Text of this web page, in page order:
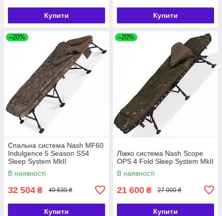
Купити Купити
–20%
Спальна система Nash MF60
Indulgence 5 Season SS4
Sleep System MkII
В наявності
32 504 ₴ 40 630 ₴
Купити
–20%
Ліжко система Nash Scope
OPS 4 Fold Sleep System MkII
В наявності
21 600 ₴ 27 000 ₴
Купити